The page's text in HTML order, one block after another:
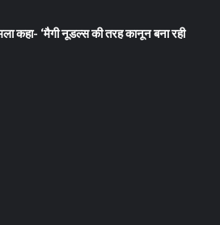
कहा- ‘मैगी नूडल्स की तरह कानून बना रही